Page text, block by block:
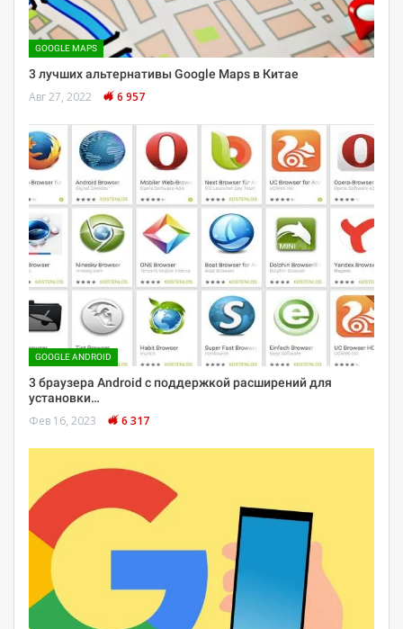
GOOGLE MAPS
3 лучших альтернативы Google Maps в Китае
Авг 27, 2022 6 957
GOOGLE ANDROID
3 браузера Android с поддержкой расширений для
установки…
Фев 16, 2023 6 317